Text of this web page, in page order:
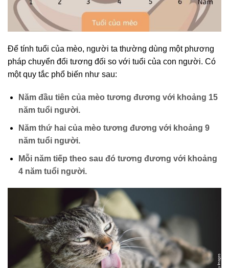
Để tính tuổi của mèo, người ta thường dùng một phương
pháp chuyển đổi tương đối so với tuổi của con người. Có
một quy tắc phổ biến như sau:
Năm đầu tiên của mèo tương đương với khoảng 15
năm tuổi người.
Năm thứ hai của mèo tương đương với khoảng 9
năm tuổi người.
Mỗi năm tiếp theo sau đó tương đương với khoảng
4 năm tuổi người.